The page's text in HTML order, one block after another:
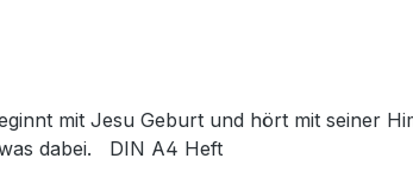
mit Jesu Geburt und hört mit seiner
dabei. DIN A4 Heft